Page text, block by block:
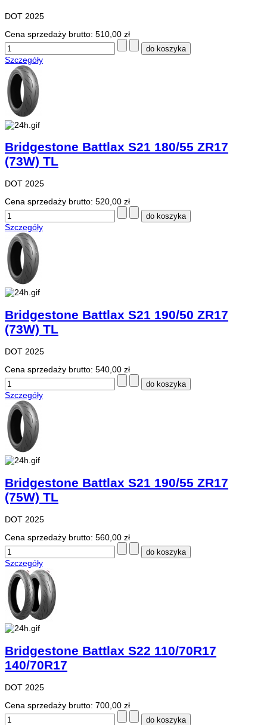
DOT 2025
Cena sprzedaży brutto: 510,00 zł
Szczegóły
Bridgestone Battlax S21 180/55 ZR17
(73W) TL
DOT 2025
Cena sprzedaży brutto: 520,00 zł
Szczegóły
Bridgestone Battlax S21 190/50 ZR17
(73W) TL
DOT 2025
Cena sprzedaży brutto: 540,00 zł
Szczegóły
Bridgestone Battlax S21 190/55 ZR17
(75W) TL
DOT 2025
Cena sprzedaży brutto: 560,00 zł
Szczegóły
Bridgestone Battlax S22 110/70R17
140/70R17
DOT 2025
Cena sprzedaży brutto: 700,00 zł